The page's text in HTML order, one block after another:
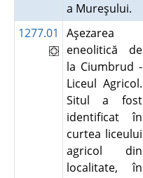
a Mureşului.
1277.01
Aşezarea
eneolitică de
la Ciumbrud -
Liceul Agricol.
Situl a fost
identificat în
curtea liceului
agricol din
localitate, în